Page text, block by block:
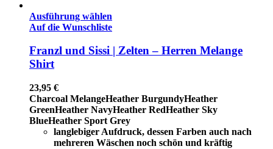
Ausführung wählen
Auf die Wunschliste
Franzl und Sissi | Zelten – Herren Melange
Shirt
23,95 €
Charcoal MelangeHeather BurgundyHeather
GreenHeather NavyHeather RedHeather Sky
BlueHeather Sport Grey
langlebiger Aufdruck, dessen Farben auch nach
mehreren Wäschen noch schön und kräftig